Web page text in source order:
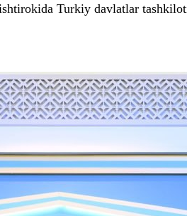
Turkiy davlatlar